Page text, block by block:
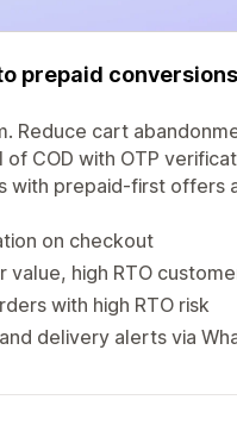
prepaid
Reduce cart
COD with OTP
with prepaid-first offers
on checkout
value, high RTO
with high RTO risk
delivery alerts via